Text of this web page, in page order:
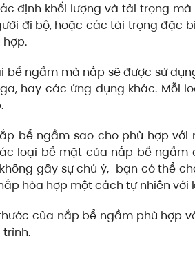
định khối lượng và tải trọng
đi bộ, hoặc các tải trọng đặc
bể ngầm mà nắp sẽ được sử
hay các ứng dụng khác. Mỗi
bể ngầm sao cho phù hợp
loại bề mặt của nắp bể ngầm
gây sự chú ý, bạn có thể
hòa hợp một cách tự nhiên với
của nắp bể ngầm phù hợp